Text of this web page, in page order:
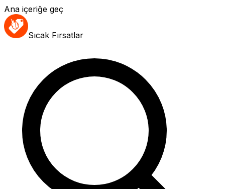
Ana içeriğe geç
Sıcak Fırsatlar